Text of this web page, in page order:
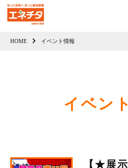
HOME イベント情報
イベン
【★展